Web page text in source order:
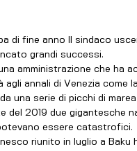
di fine anno Il sindaco
grandi successi.
amministrazione che ha
agli annali di Venezia
una serie di picchi di
del 2019 due
essere catastrofici.
riunito in luglio a